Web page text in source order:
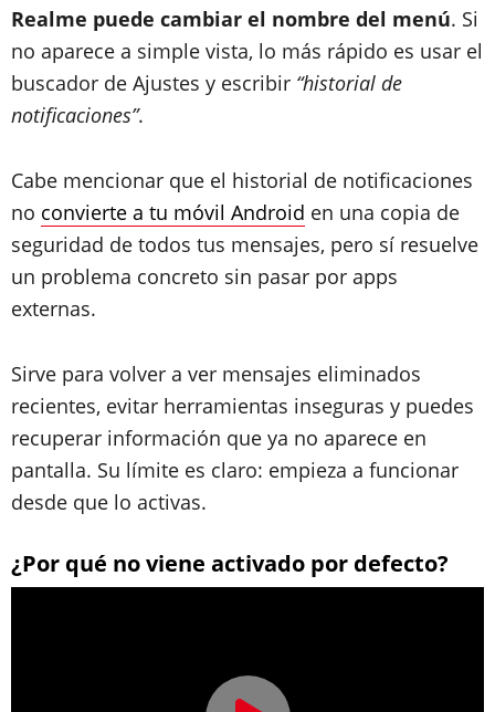
Realme puede cambiar el nombre del menú. Si
no aparece a simple vista, lo más rápido es usar el
buscador de Ajustes y escribir “historial de
notificaciones”.
Cabe mencionar que el historial de notificaciones
no convierte a tu móvil Android en una copia de
seguridad de todos tus mensajes, pero sí resuelve
un problema concreto sin pasar por apps
externas.
Sirve para volver a ver mensajes eliminados
recientes, evitar herramientas inseguras y puedes
recuperar información que ya no aparece en
pantalla. Su límite es claro: empieza a funcionar
desde que lo activas.
¿Por qué no viene activado por defecto?